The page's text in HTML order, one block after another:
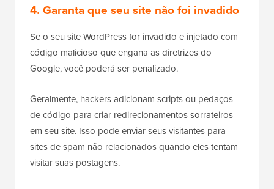
4. Garanta que seu site não foi invadido
Se o seu site WordPress for invadido e injetado com
código malicioso que engana as diretrizes do
Google, você poderá ser penalizado.
Geralmente, hackers adicionam scripts ou pedaços
de código para criar redirecionamentos sorrateiros
em seu site. Isso pode enviar seus visitantes para
sites de spam não relacionados quando eles tentam
visitar suas postagens.